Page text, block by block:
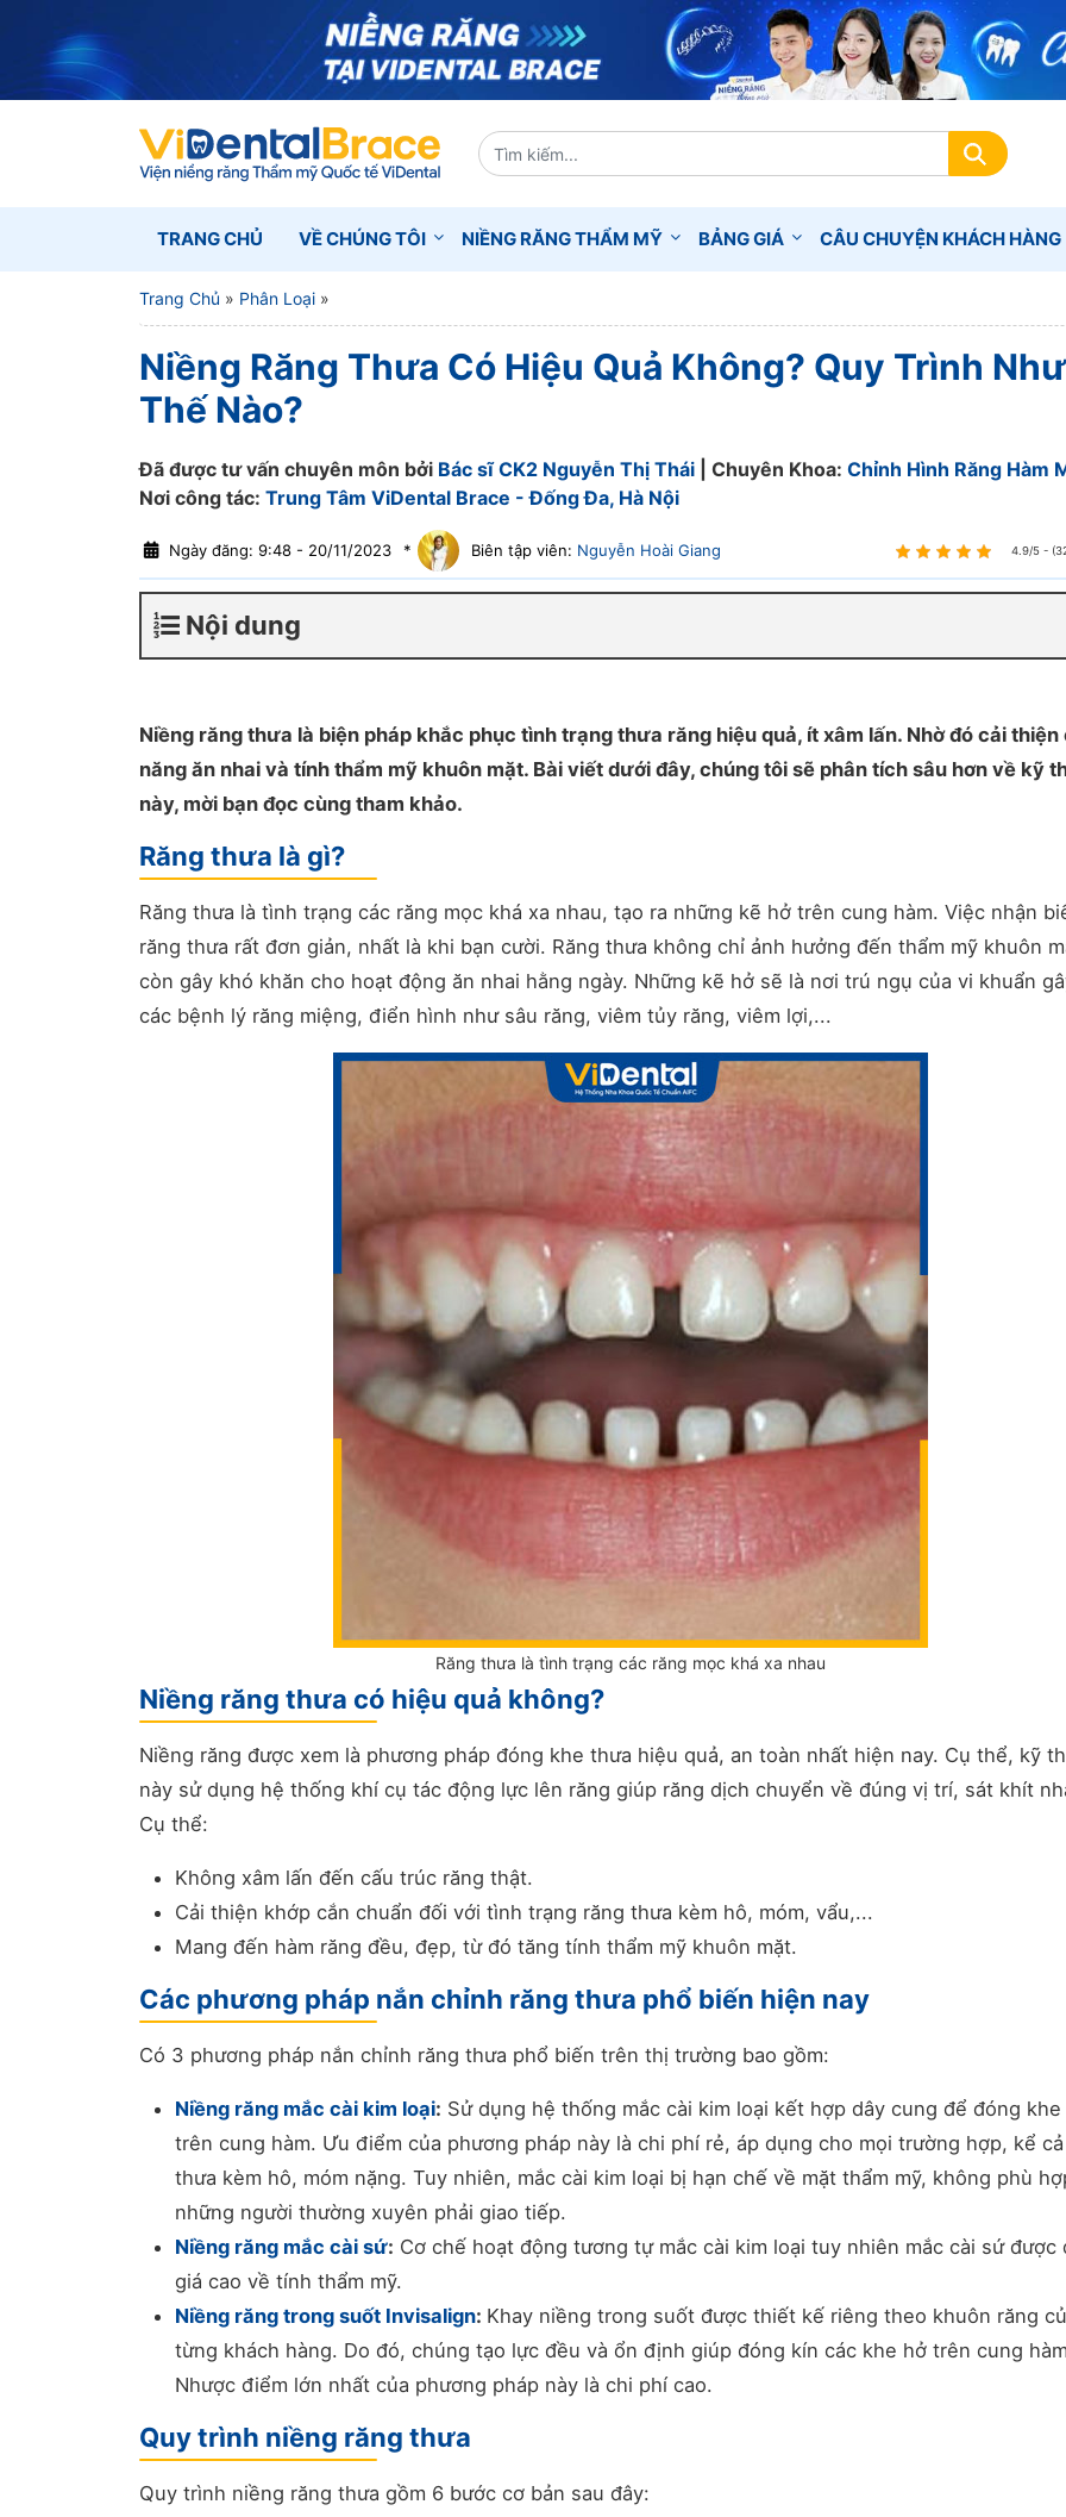
TRANG CHỦ VỀ CHÚNG TÔI NIỀNG RĂNG THẨM MỸ BẢNG GIÁ CÂU CHUYỆN KHÁCH HÀNG
Trang Chủ » Phân Loại »
Niềng Răng Thưa Có Hiệu Quả Không? Quy Trình Như
Thế Nào?
Đã được tư vấn chuyên môn bởi Bác sĩ CK2 Nguyễn Thị Thái | Chuyên Khoa: Chỉnh Hình Răng Hàm
Nơi công tác: Trung Tâm ViDental Brace - Đống Đa, Hà Nội
Ngày đăng: 9:48 - 20/11/2023 * Biên tập viên: Nguyễn Hoài Giang 4.9/5 -
Nội dung
Niềng răng thưa là biện pháp khắc phục tình trạng thưa răng hiệu quả, ít xâm lấn. Nhờ đó cải
năng ăn nhai và tính thẩm mỹ khuôn mặt. Bài viết dưới đây, chúng tôi sẽ phân tích sâu hơn về kỹ
này, mời bạn đọc cùng tham khảo.
Răng thưa là gì?
Răng thưa là tình trạng các răng mọc khá xa nhau, tạo ra những kẽ hở trên cung hàm. Việc nhận
răng thưa rất đơn giản, nhất là khi bạn cười. Răng thưa không chỉ ảnh hưởng đến thẩm mỹ khuôn
còn gây khó khăn cho hoạt động ăn nhai hằng ngày. Những kẽ hở sẽ là nơi trú ngụ của vi khuẩn
các bệnh lý răng miệng, điển hình như sâu răng, viêm tủy răng, viêm lợi,...
Răng thưa là tình trạng các răng mọc khá xa nhau
Niềng răng thưa có hiệu quả không?
Niềng răng được xem là phương pháp đóng khe thưa hiệu quả, an toàn nhất hiện nay. Cụ thể, kỹ
này sử dụng hệ thống khí cụ tác động lực lên răng giúp răng dịch chuyển về đúng vị trí, sát khít
Cụ thể:
Không xâm lấn đến cấu trúc răng thật.
Cải thiện khớp cắn chuẩn đối với tình trạng răng thưa kèm hô, móm, vẩu,...
Mang đến hàm răng đều, đẹp, từ đó tăng tính thẩm mỹ khuôn mặt.
Các phương pháp nắn chỉnh răng thưa phổ biến hiện nay
Có 3 phương pháp nắn chỉnh răng thưa phổ biến trên thị trường bao gồm:
Niềng răng mắc cài kim loại: Sử dụng hệ thống mắc cài kim loại kết hợp dây cung để đóng khe
trên cung hàm. Ưu điểm của phương pháp này là chi phí rẻ, áp dụng cho mọi trường hợp, kể
thưa kèm hô, móm nặng. Tuy nhiên, mắc cài kim loại bị hạn chế về mặt thẩm mỹ, không phù
những người thường xuyên phải giao tiếp.
Niềng răng mắc cài sứ: Cơ chế hoạt động tương tự mắc cài kim loại tuy nhiên mắc cài sứ được
giá cao về tính thẩm mỹ.
Niềng răng trong suốt Invisalign: Khay niềng trong suốt được thiết kế riêng theo khuôn răng
từng khách hàng. Do đó, chúng tạo lực đều và ổn định giúp đóng kín các khe hở trên cung
Nhược điểm lớn nhất của phương pháp này là chi phí cao.
Quy trình niềng răng thưa
Quy trình niềng răng thưa gồm 6 bước cơ bản sau đây: